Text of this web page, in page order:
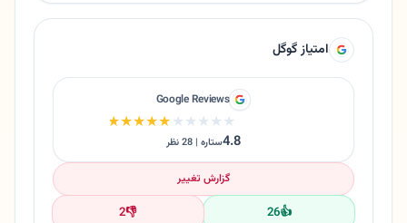
امتیاز گوگل
Google Reviews
★★★★★
★★★★★
4.8ستاره | 28 نظر
گزارش تغییر
👍
26
👎
2